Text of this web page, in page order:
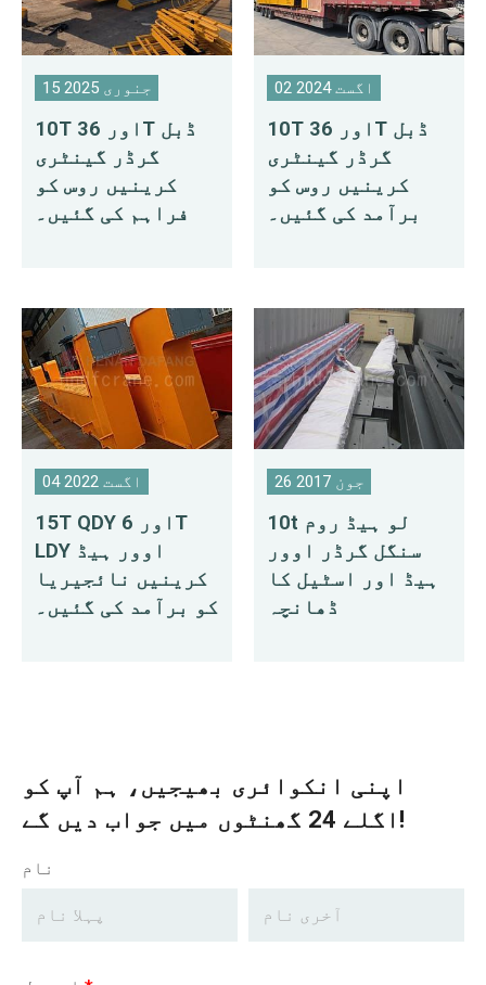
15 جنوری 2025
10T اور 36T ڈبل
گرڈر گینٹری
کرینیں روس کو
فراہم کی گئیں۔
02 اگست 2024
10T اور 36T ڈبل
گرڈر گینٹری
کرینیں روس کو
برآمد کی گئیں۔
04 اگست 2022
15T QDY اور 6T
LDY اوور ہیڈ
کرینیں نائجیریا
کو برآمد کی گئیں۔
26 جون 2017
10t لو ہیڈ روم
سنگل گرڈر اوور
ہیڈ اور اسٹیل کا
ڈھانچہ
اپنی انکوائری بھیجیں، ہم آپ کو
اگلے 24 گھنٹوں میں جواب دیں گے!
نام